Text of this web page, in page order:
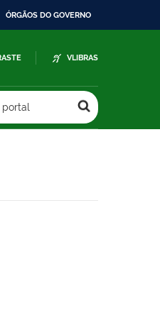
ÓRGÃOS DO GOVERNO
VLIBRAS
portal